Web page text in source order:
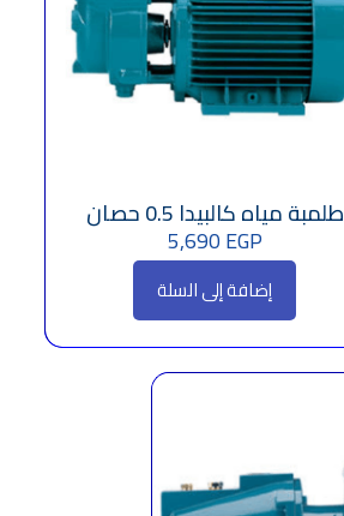
طلمبة مياه كالبيدا 0.5 حصان
5,690EGP
إضافة إلى السلة